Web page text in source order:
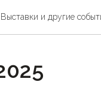
Выставки и другие